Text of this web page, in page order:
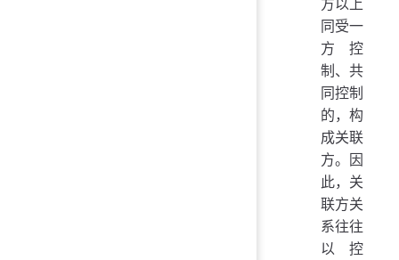
同受一
方控
制、共
同控制
的，构
成关联
方。因
此，关
联方关
系往往
以控